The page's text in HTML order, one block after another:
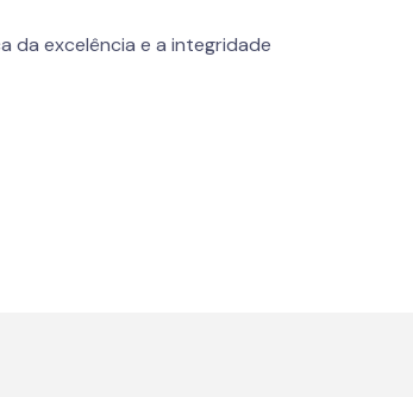
da excelência e a integridade